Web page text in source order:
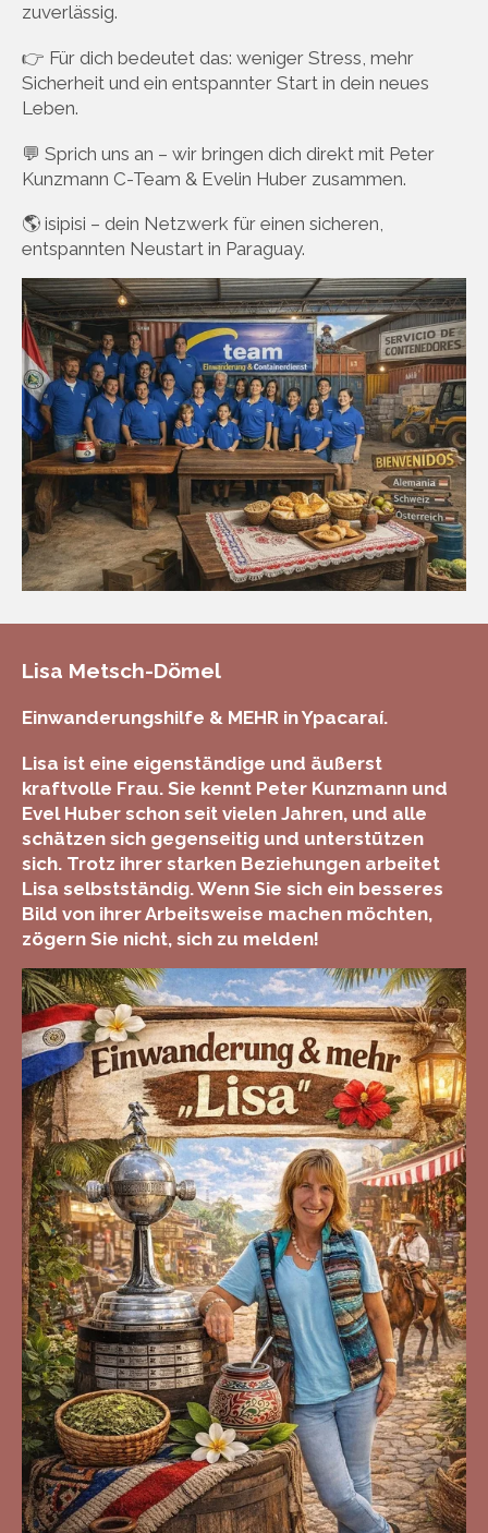
zuverlässig.
👉 Für dich bedeutet das: weniger Stress, mehr
Sicherheit und ein entspannter Start in dein neues
Leben.
💬 Sprich uns an – wir bringen dich direkt mit Peter
Kunzmann C-Team & Evelin Huber zusammen.
🌎 isipisi – dein Netzwerk für einen sicheren,
entspannten Neustart in Paraguay.
Lisa Metsch-Dömel
Einwanderungshilfe & MEHR in Ypacaraí.
Lisa ist eine eigenständige und äußerst
kraftvolle Frau. Sie kennt Peter Kunzmann und
Evel Huber schon seit vielen Jahren, und alle
schätzen sich gegenseitig und unterstützen
sich. Trotz ihrer starken Beziehungen arbeitet
Lisa selbstständig. Wenn Sie sich ein besseres
Bild von ihrer Arbeitsweise machen möchten,
zögern Sie nicht, sich zu melden!